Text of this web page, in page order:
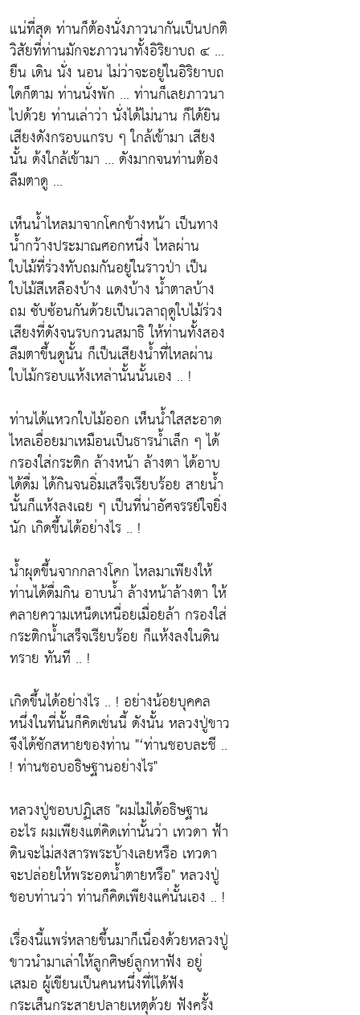
แน่ที่สุด ท่านก็ต้องนั่งภาวนากันเป็นปกติ
วิสัยที่ท่านมักจะภาวนาทั้งอิริยาบถ ๔ ...
ยืน เดิน นั่ง นอน ไม่ว่าจะอยู่ในอิริยาบถ
ใดก็ตาม ท่านนั่งพัก ... ท่านก็เลยภาวนา
ไปด้วย ท่านเล่าว่า นั่งได้ไม่นาน ก็ได้ยิน
เสียงดังกรอบแกรบ ๆ ใกล้เข้ามา เสียง
นั้น ด้งใกล้เข้ามา ... ดังมากจนท่านต้อง
ลืมตาดู ...
เห็นน้ำไหลมาจากโคกข้างหน้า เป็นทาง
น้ำกว้างประมาณศอกหนึ่งไหลผ่าน
ใบไม้ที่ร่วงทับถมกันอยู่ในราวป่า เป็น
ใบไม้สีเหลืองบ้าง แดงบ้าง น้ำตาลบ้าง
ถม ซับซ้อนกันด้วยเป็นเวลาฤดูใบไม้ร่วง
เสียงที่ดังจนรบกวนสมาธิ ให้ท่านทั้งสอง
ลืมตาขึ้นดูนั้น ก็เป็นเสียงน้ำที่ไหลผ่าน
ใบไม้กรอบแห้งเหล่านั้นนั้นเอง .. !
ท่านได้แหวกใบไม้ออก เห็นน้ำใสสะอาด
ไหลเอื่อยมาเหมือนเป็นธารน้ำเล็ก ๆ ได้
กรองใส่กระติก ล้างหน้า ล้างตา ได้อาบ
ได้ดื่ม ได้กินจนอิ่มเสร็จเรียบร้อย สายน้ำ
นั้นก็แห้งลงเฉย ๆ เป็นที่น่าอัศจรรย์ใจยิ่ง
นัก เกิดขึ้นได้อย่างไร .. !
น้ำผุดขึ้นจากกลางโคก ไหลมาเพียงให้
ท่านได้ดื่มกิน อาบน้ำ ล้างหน้าล้างตา ให้
คลายความเหน็ดเหนื่อยเมื่อยล้า กรองใส่
กระติกน้ำเสร็จเรียบร้อย ก็แห้งลงในดิน
ทราย ทันที .. !
เกิดขึ้นได้อย่างไร .. ! อย่างน้อยบุคคล
หนึ่งในที่นั้นก็คิดเช่นนี้ ดังนั้น หลวงปู่ขาว
จึงได้ซักสหายของท่าน "‘ท่านชอบละชี ..
! ท่านชอบอธิษฐานอย่างไร"
หลวงปู่ชอบปฏิเสธ "ผมไม่ได้อธิษฐาน
อะไร ผมเพียงแต่คิดเท่านั้นว่า เทวดา ฟ้า
ดินจะไม่สงสารพระบ้างเลยหรือ เทวดา
จะปล่อยให้พระอดน้ำตายหรือ"หลวงปู่
ชอบท่านว่า ท่านก็คิดเพียงแค่นั้นเอง .. !
เรื่องนี้แพร่หลายขึ้นมาก็เนื่องด้วยหลวงปู่
ขาวนำมาเล่าให้ลูกศิษย์ลูกหาฟัง อยู่
เสมอ ผู้เขียนเป็นคนหนึ่งที่ไได้ฟัง
กระเส็นกระสายปลายเหตุด้วย ฟังครั้ง